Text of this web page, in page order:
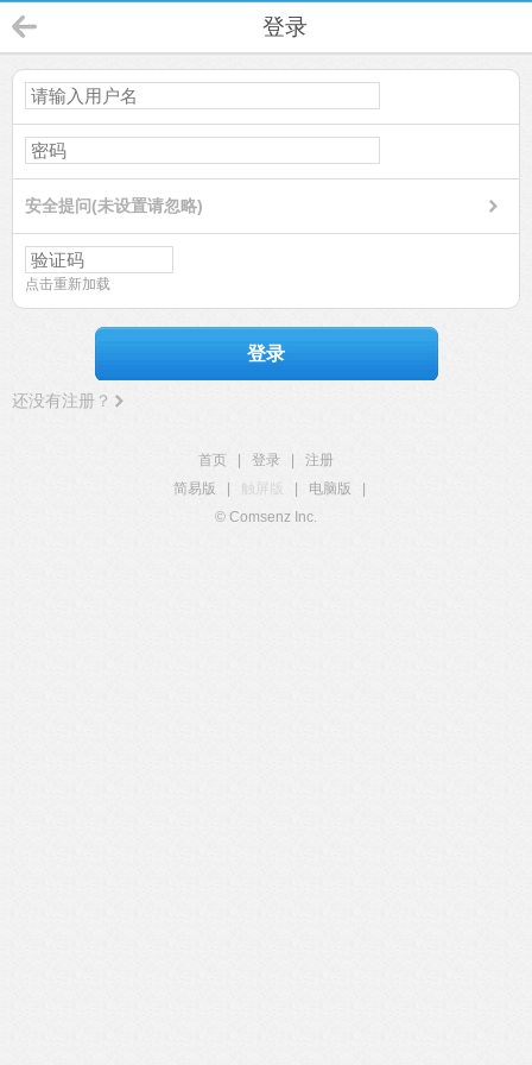
登录
安全提问(未设置请忽略)
点击重新加载
登录
还没有注册？
首页 登录
注册
简易版
触屏版 电脑版
© Comsenz Inc.